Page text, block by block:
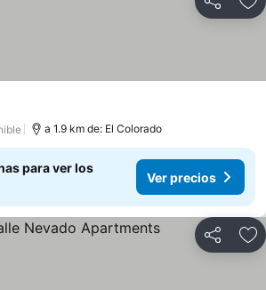
Compartir
a 1.9 km de: El Colorado
para ver los
Ver precios
Compartir